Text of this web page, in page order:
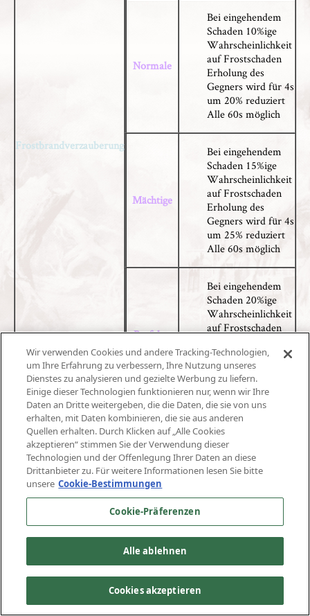
Frostbrandverzauberung
Normale
Bei eingehendem
Schaden 10%ige
Wahrscheinlichkeit
auf Frostschaden
Erholung des
Gegners wird für 4s
um 20% reduziert
Alle 60s möglich
Mächtige
Bei eingehendem
Schaden 15%ige
Wahrscheinlichkeit
auf Frostschaden
Erholung des
Gegners wird für 4s
um 25% reduziert
Alle 60s möglich
Perfekte
Bei eingehendem
Schaden 20%ige
Wahrscheinlichkeit
auf Frostschaden
Gegners wird für 4s
um 30% reduziert
Alle 60s möglich
Schwächere
Wenn Gegner einen
kritischen Treffer
Wahrscheinlichkeit
Elektrizitätsschaden
zuzufügen und zu
Alle 60s möglich
Wir verwenden Cookies und andere Tracking-Technologien,
um Ihre Erfahrung zu verbessern, Ihre Nutzung unseres
Dienstes zu analysieren und gezielte Werbung zu liefern.
Einige dieser Technologien funktionieren nur, wenn wir Ihre
Daten an Dritte weitergeben, die die Daten, die sie von uns
erhalten, mit Daten kombinieren, die sie aus anderen
Quellen erhalten. Durch Klicken auf „Alle Cookies
akzeptieren“ stimmen Sie der Verwendung dieser
Technologien und der Offenlegung Ihrer Daten an diese
Drittanbieter zu. Für weitere Informationen lesen Sie bitte
unsere Cookie-Bestimmungen
Cookie-Präferenzen
Alle ablehnen
Cookies akzeptieren